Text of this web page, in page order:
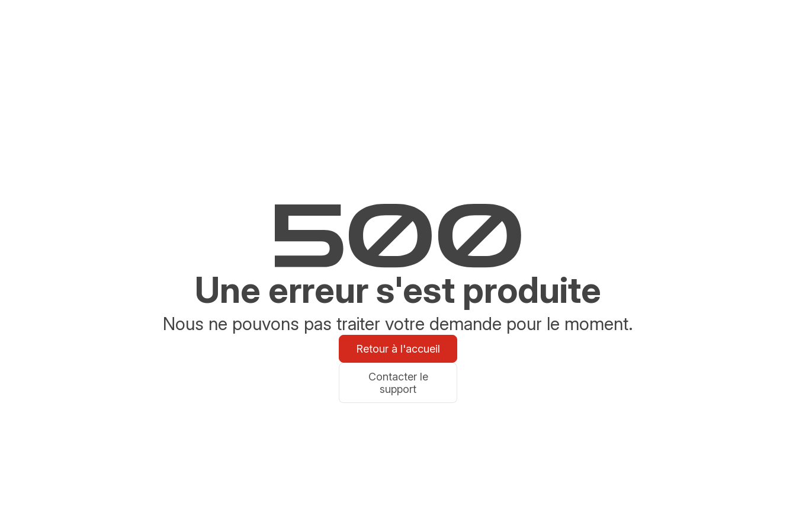
Une erreur s'est produite
Nous ne pouvons pas traiter votre demande pour le moment.
Retour à l'accueil
Contacter le
support